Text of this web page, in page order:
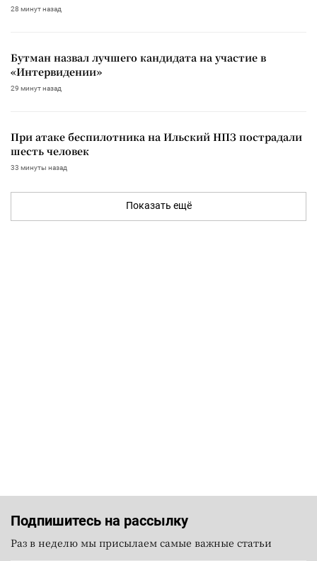
28 минут назад
Бутман назвал лучшего кандидата на участие в
«Интервидении»
29 минут назад
При атаке беспилотника на Ильский НПЗ пострадали
шесть человек
33 минуты назад
Показать ещё
Подпишитесь на рассылку
Раз в неделю мы присылаем самые важные статьи